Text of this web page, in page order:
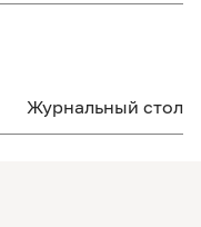
Журнальный стол